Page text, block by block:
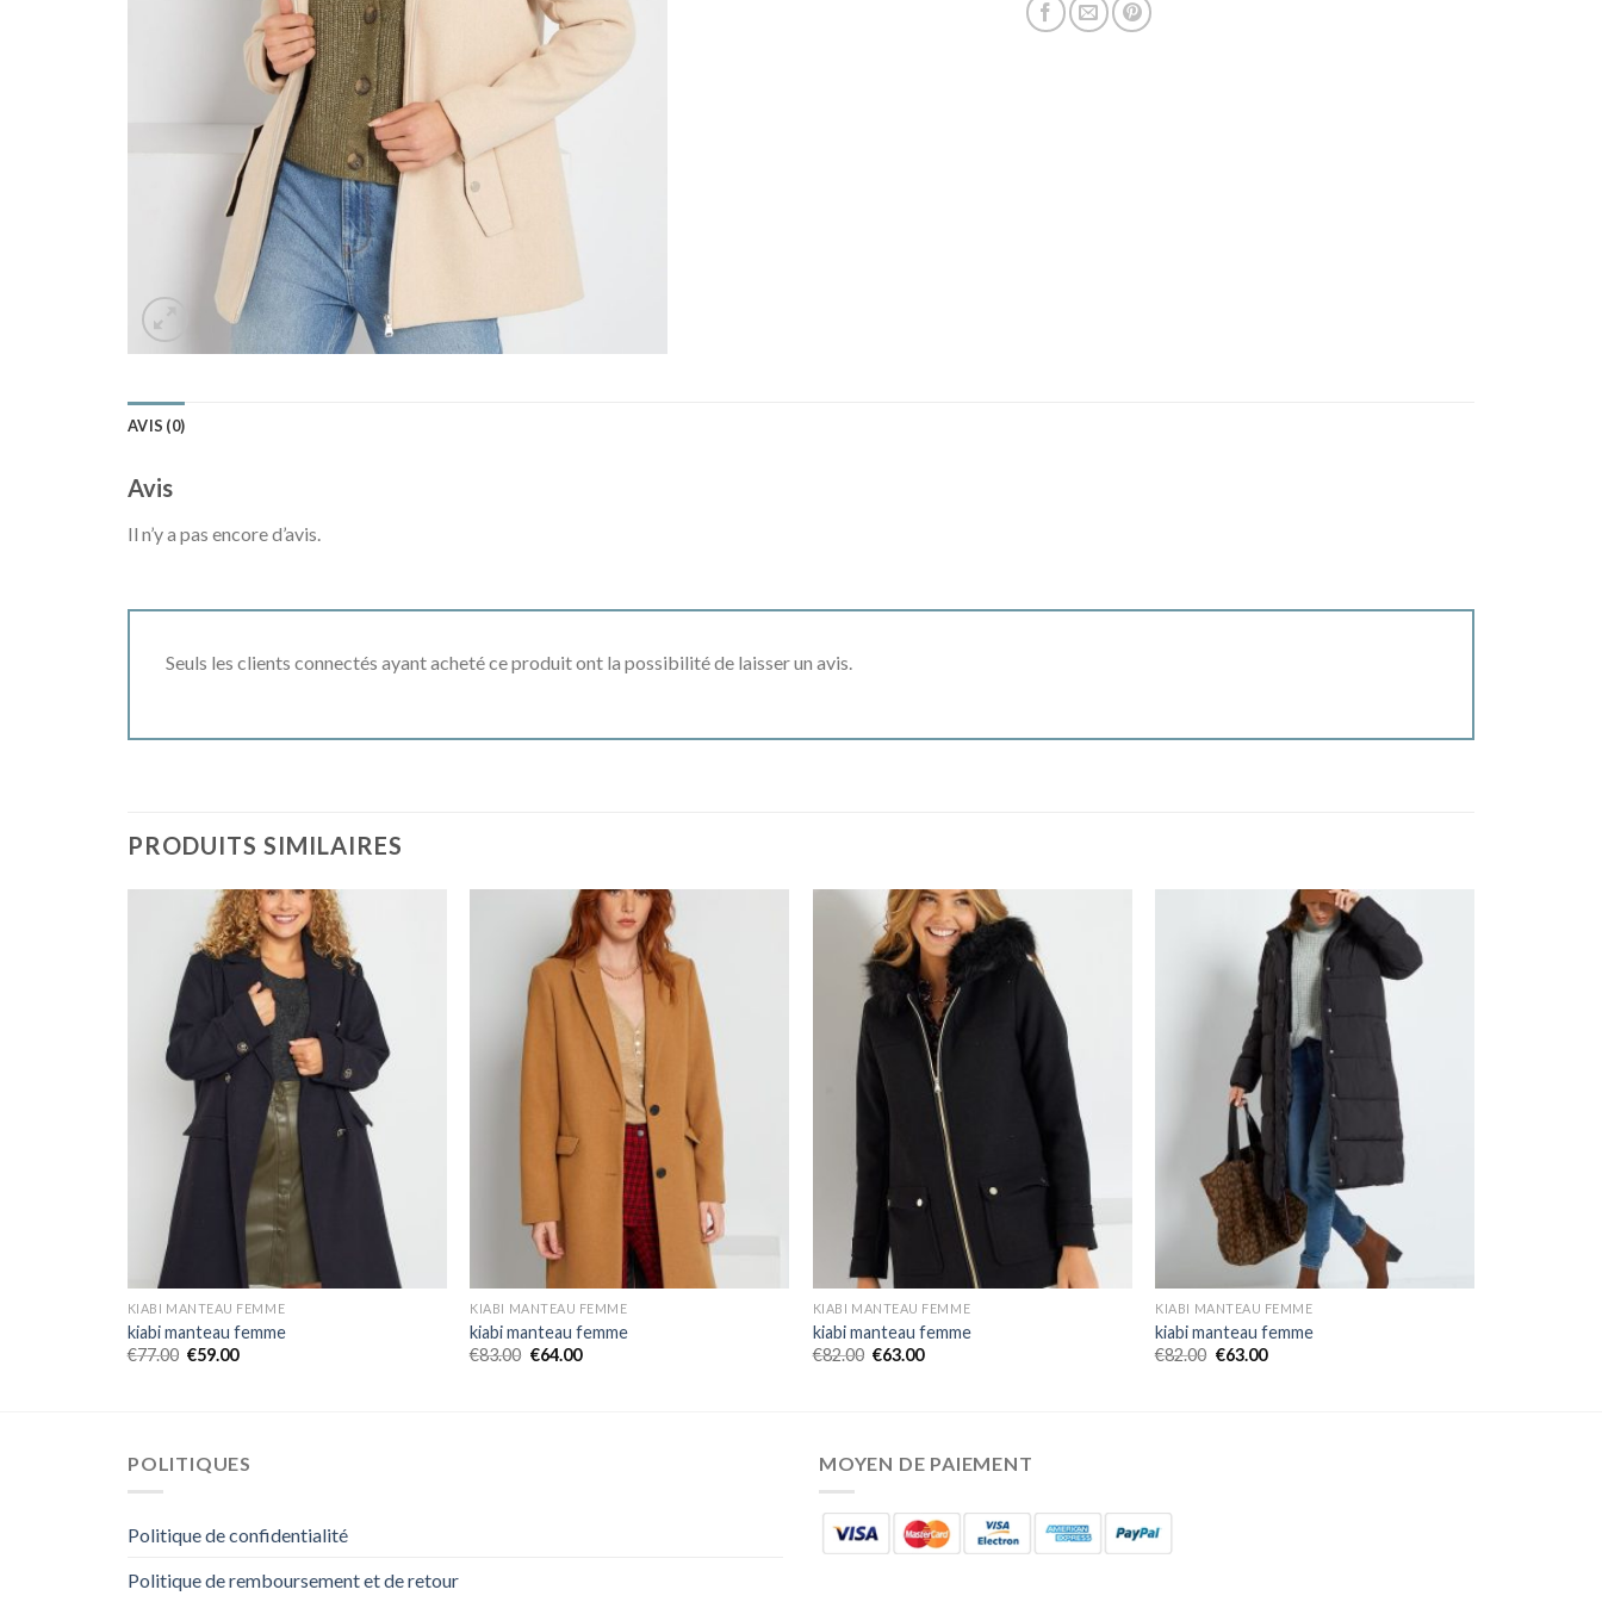
AVIS (0)
Avis
Il n’y a pas encore d’avis.
Seuls les clients connectés ayant acheté ce produit ont la possibilité de laisser un avis.
PRODUITS SIMILAIRES
KIABI MANTEAU FEMME
kiabi manteau femme
€77.00 €59.00
KIABI MANTEAU FEMME
kiabi manteau femme
€83.00 €64.00
KIABI MANTEAU FEMME
kiabi manteau femme
€82.00 €63.00
KIABI MANTEAU FEMME
kiabi manteau femme
€82.00 €63.00
POLITIQUES
Politique de confidentialité
Politique de remboursement et de retour
MOYEN DE PAIEMENT